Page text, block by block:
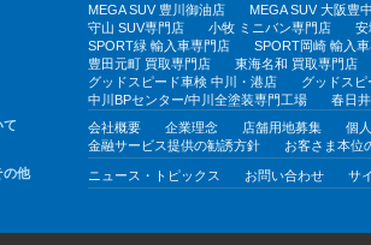
MEGA SUV 豊川御油店
MEGA SUV 大阪豊
守山 SUV専門店
小牧 ミニバン専門店 安
SPORT緑 輸入車専門店
SPORT岡崎 輸入
豊田元町 買取専門店
東海名和 買取専門店
グッドスピード車検 中川・港店
グッドス
中川BPセンター/中川全塗装専門工場
春日
て
会社概要 企業理念 店舗用地募集 個
金融サービス提供の勧誘方針
お客さま本位
の他
ニュース・トピックス お問い合わせ サ